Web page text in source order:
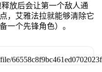
放后会让第一个敌人通
，艾雅法拉就能够清除它
一个先锋角色）。